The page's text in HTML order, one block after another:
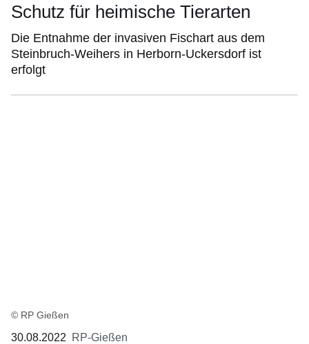
Schutz für heimische Tierarten
Die Entnahme der invasiven Fischart aus dem
Steinbruch-Weihers in Herborn-Uckersdorf ist
erfolgt
© RP Gießen
30.08.2022 RP-Gießen